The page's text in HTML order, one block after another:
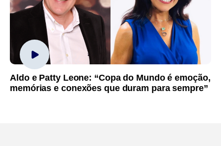
Aldo e Patty Leone: “Copa do Mundo é emoção,
memórias e conexões que duram para sempre”